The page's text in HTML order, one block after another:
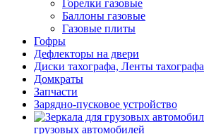
Горелки газовые
Баллоны газовые
Газовые плиты
Гофры
Дефлекторы на двери
Диски тахографа, Ленты тахографа
Домкраты
Запчасти
Зарядно-пусковое устройство
грузовых автомобилей